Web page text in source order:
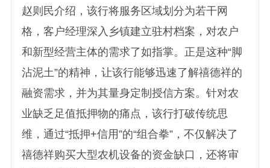
赵则民介绍，该行将服务区域划分为若干网
格，客户经理深入乡镇建立驻村档案，对农户
和新型经营主体的需求了如指掌。正是这种“脚
沾泥土”的精神，让该行能够迅速了解禧德祥的
融资需求，并为其量身定制授信方案。针对农
业缺乏足值抵押物的痛点，该行打破传统思
维，通过“抵押+信用”的“组合拳”，不仅解决了
禧德祥购买大型农机设备的资金缺口，还将审